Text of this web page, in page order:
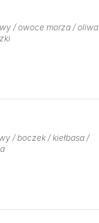
/ owoce morza / oliwa
/ boczek / kiełbasa /